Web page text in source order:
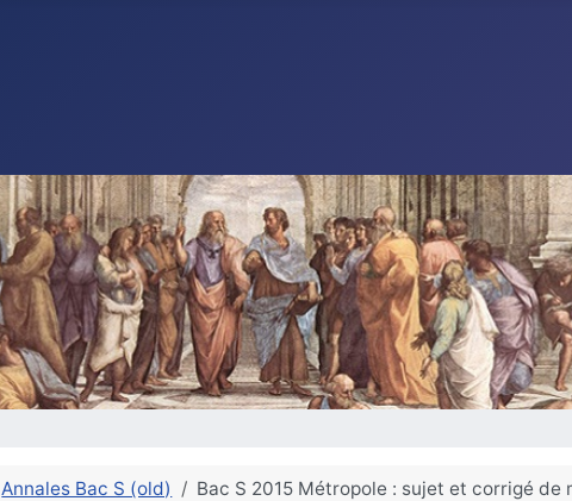
Annales Bac S (old) Bac S 2015 Métropole : sujet et corrigé de